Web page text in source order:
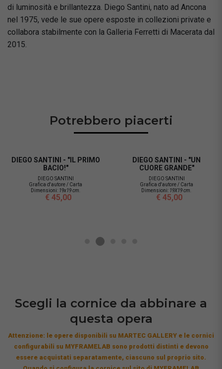
di luminosità e brillantezza. Diego Santini, nato ad Ancona
nel 1975, vede le sue opere esposte in collezioni private e
collabora stabilmente con la Galleria Ferretti di Macerata dal
2015.
Potrebbero piacerti
DIEGO SANTINI - "IL PRIMO
BACIO!"
DIEGO SANTINI
Grafica d'autore / Carta
Dimensioni: 19x19 cm.
€ 45,00
DIEGO SANTINI - "UN
CUORE GRANDE"
DIEGO SANTINI
Grafica d'autore / Carta
Dimensioni: 19X19 cm.
€ 45,00
Scegli la cornice da abbinare a
questa opera
Attenzione: le opere disponibili su MARTEC GALLERY e le cornici
configurabili su MYFRAMELAB sono prodotti distinti e devono
essere acquistati separatamente, ciascuno sul proprio sito.